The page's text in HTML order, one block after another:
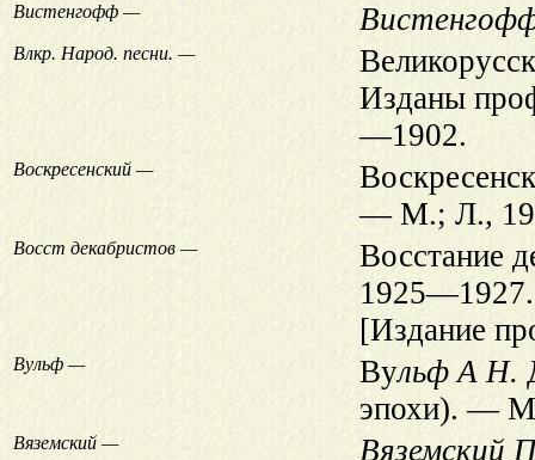
Вистенгофф —
Влкр. Народ. песни. —
Изданы
—1902.
Воскресенский —
— М.; Л.,
Восст декабристов —
Восстание
1925—1927.
[Издание
Вульф — Вульф А Н.
эпохи). —
Вяземский —
Вяземский